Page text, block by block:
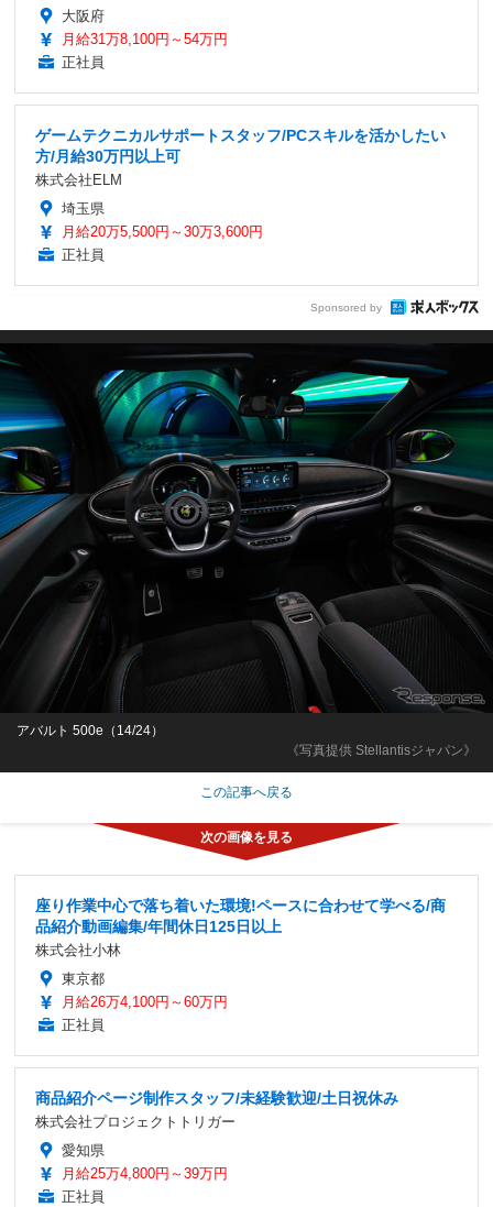
大阪府
月給31万8,100円～54万円
正社員
ゲームテクニカルサポートスタッフ/PCスキルを活かしたい
方/月給30万円以上可
株式会社ELM
埼玉県
月給20万5,500円～30万3,600円
正社員
Sponsored by
《写真提供 Stellantisジャパン》
アバルト 500e（14/24）
この記事へ戻る
座り作業中心で落ち着いた環境!ペースに合わせて学べる/商
品紹介動画編集/年間休日125日以上
株式会社小林
東京都
月給26万4,100円～60万円
正社員
商品紹介ページ制作スタッフ/未経験歓迎/土日祝休み
株式会社プロジェクトトリガー
愛知県
月給25万4,800円～39万円
正社員